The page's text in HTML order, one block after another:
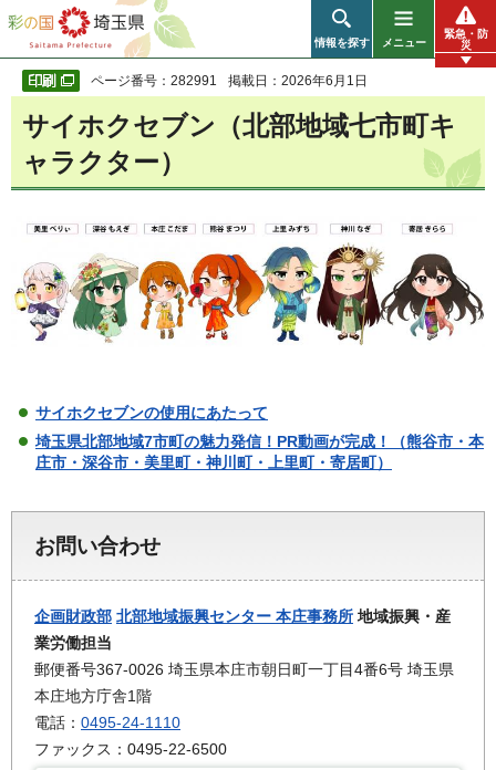
彩の国 埼玉県
情報を探す メニュー
緊急・防
災
ページ番号：282991 掲載日：2026年6月1日
サイホクセブン（北部地域七市町キ
ャラクター）
サイホクセブンの使用にあたって
埼玉県北部地域7市町の魅力発信！PR動画が完成！（熊谷市・本
庄市・深谷市・美里町・神川町・上里町・寄居町）
お問い合わせ
企画財政部 北部地域振興センター 本庄事務所 地域振興・産
業労働担当
郵便番号367-0026 埼玉県本庄市朝日町一丁目4番6号 埼玉県
本庄地方庁舎1階
電話： 0495-24-1110
ファックス：0495-22-6500